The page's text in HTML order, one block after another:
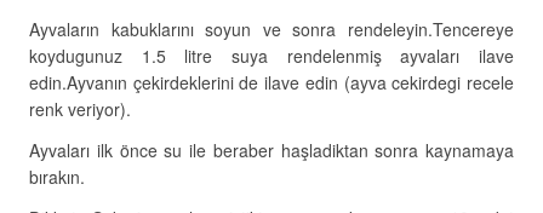
Ayvaların kabuklarını soyun ve sonra rendeleyin.Tencereye
koydugunuz 1.5 litre suya rendelenmiş ayvaları ilave
edin.Ayvanın çekirdeklerini de ilave edin (ayva cekirdegi recele
renk veriyor).
Ayvaları ilk önce su ile beraber haşladiktan sonra kaynamaya
bırakın.